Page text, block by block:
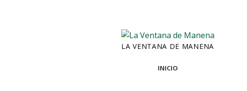
LA VENTANA DE MANENA
INICIO